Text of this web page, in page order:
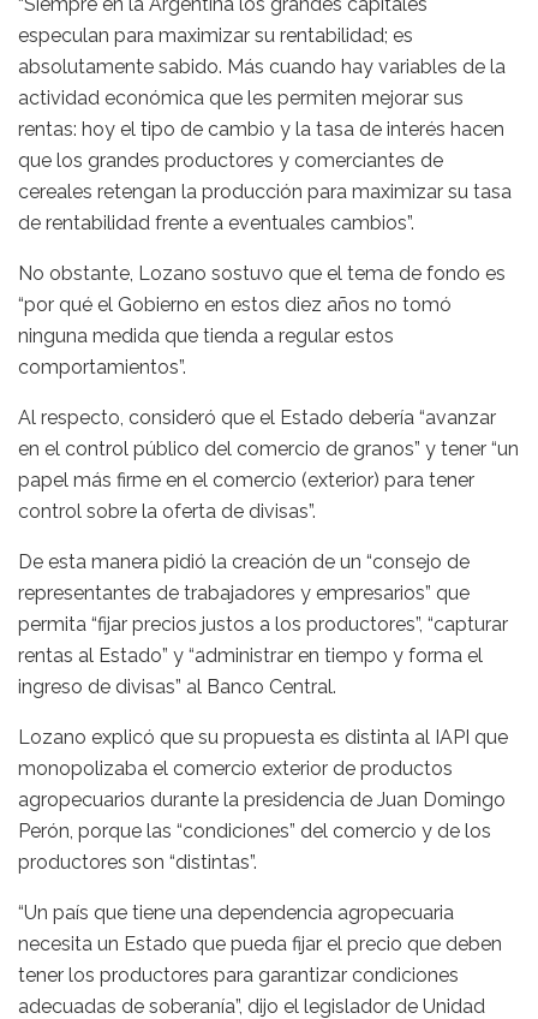
especulan para maximizar su rentabilidad; es
absolutamente sabido. Más cuando hay variables de la
actividad económica que les permiten mejorar sus
rentas: hoy el tipo de cambio y la tasa de interés hacen
que los grandes productores y comerciantes de
cereales retengan la producción para maximizar su tasa
de rentabilidad frente a eventuales cambios”.
No obstante, Lozano sostuvo que el tema de fondo es
“por qué el Gobierno en estos diez años no tomó
ninguna medida que tienda a regular estos
comportamientos”.
Al respecto, consideró que el Estado debería “avanzar
en el control público del comercio de granos” y tener “un
papel más firme en el comercio (exterior) para tener
control sobre la oferta de divisas”.
De esta manera pidió la creación de un “consejo de
representantes de trabajadores y empresarios” que
permita “fijar precios justos a los productores”, “capturar
rentas al Estado” y “administrar en tiempo y forma el
ingreso de divisas” al Banco Central.
Lozano explicó que su propuesta es distinta al IAPI que
monopolizaba el comercio exterior de productos
agropecuarios durante la presidencia de Juan Domingo
Perón, porque las “condiciones” del comercio y de los
productores son “distintas”.
“Un país que tiene una dependencia agropecuaria
necesita un Estado que pueda fijar el precio que deben
tener los productores para garantizar condiciones
adecuadas de soberanía”, dijo el legislador de Unidad